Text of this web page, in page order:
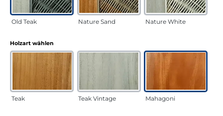
Old Teak Nature Sand Nature White
Holzart wählen
Teak Teak Vintage Mahagoni